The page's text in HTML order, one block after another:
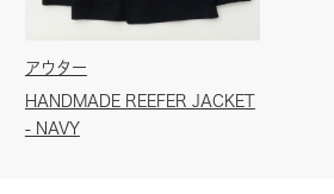
アウター
HANDMADE REEFER JACKET
- NAVY